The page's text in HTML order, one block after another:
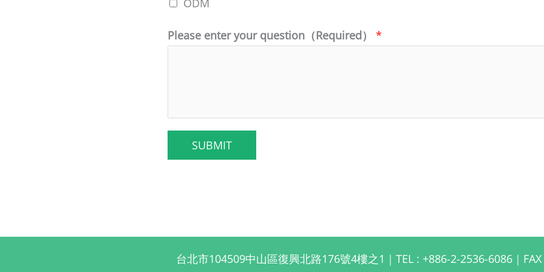
ODM
Please enter your question（Required） *
SUBMIT
台北市104509中山區復興北路176號4樓之1｜TEL : +886-2-2536-6086｜